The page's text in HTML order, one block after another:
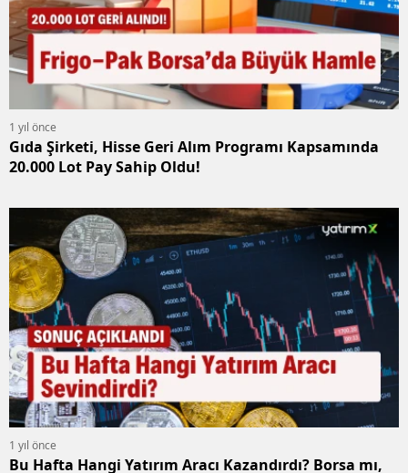
1 yıl önce
Gıda Şirketi, Hisse Geri Alım Programı Kapsamında
20.000 Lot Pay Sahip Oldu!
1 yıl önce
Bu Hafta Hangi Yatırım Aracı Kazandırdı? Borsa mı,